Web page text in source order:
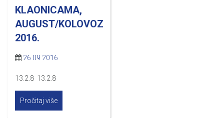
KLAONICAMA,
AUGUST/KOLOVOZ
2016.
26.09.2016
13.2.8 13.2.8
Pročitaj više